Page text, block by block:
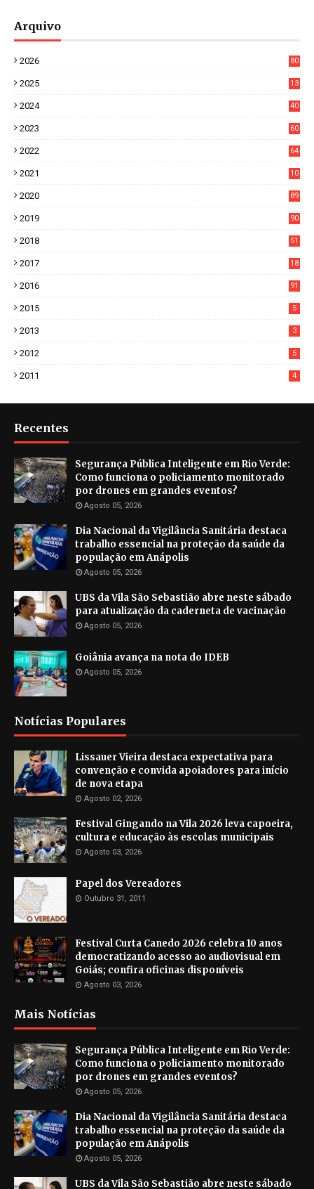
Arquivo
2026
80
2025
13
2024
40
2023
60
2022
64
2021
10
2020
89
2019
90
2018
51
2017
18
2016 91
2015 5
2013 3
2012 5
2011 4
Recentes
Segurança Pública Inteligente em Rio Verde:
Como funciona o policiamento monitorado
por drones em grandes eventos?
Agosto 05, 2026
Dia Nacional da Vigilância Sanitária destaca
trabalho essencial na proteção da saúde da
população em Anápolis
Agosto 05, 2026
UBS da Vila São Sebastião abre neste sábado
para atualização da caderneta de vacinação
Agosto 05, 2026
Goiânia avança na nota do IDEB
Agosto 05, 2026
Notícias Populares
Lissauer Vieira destaca expectativa para
convenção e convida apoiadores para início
de nova etapa
Agosto 02, 2026
Festival Gingando na Vila 2026 leva capoeira,
cultura e educação às escolas municipais
Agosto 03, 2026
Papel dos Vereadores
Outubro 31, 2011
Festival Curta Canedo 2026 celebra 10 anos
democratizando acesso ao audiovisual em
Goiás; confira oficinas disponíveis
Agosto 03, 2026
Mais Notícias
Segurança Pública Inteligente em Rio Verde:
Como funciona o policiamento monitorado
por drones em grandes eventos?
Agosto 05, 2026
Dia Nacional da Vigilância Sanitária destaca
trabalho essencial na proteção da saúde da
população em Anápolis
Agosto 05, 2026
UBS da Vila São Sebastião abre neste sábado